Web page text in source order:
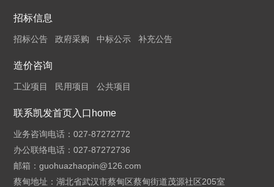
招标信息
招标公告 政府采购 中标公示 补充公告
造价咨询
工业项目 民用项目 公共项目
联系凯发首页入口home
业务咨询电话：027-87272772
办公联络电话：027-87272736
邮箱：guohuazhaopin@126.com
蔡甸地址：湖北省武汉市蔡甸区蔡甸街道茂源社区205室